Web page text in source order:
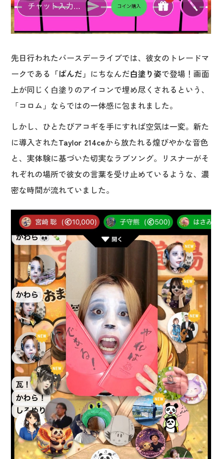
先日行われたバースデーライブでは、彼女のトレードマ
ークである 「ぱんだ」 にちなんだ白塗り姿で登場！画面
上が同じく白塗りのアイコンで埋め尽くされるという、
「コロム」ならではの一体感に包まれました。
しかし、ひとたびアコギを手にすれば空気は一変。新た
に導入されたTaylor 214ceから放たれる煌びやかな音色
と、実体験に基づいた切実なラブソング。リスナーがそ
れぞれの場所で彼女の言葉を受け止めているような、濃
密な時間が流れていました。